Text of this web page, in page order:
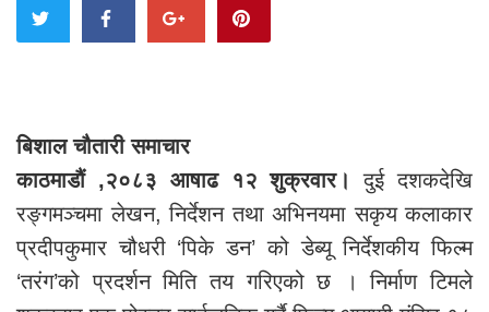
बिशाल चौतारी समाचार
काठमाडौं ,२०८३ आषाढ १२ शुक्रवार।
दुई दशकदेखि
रङ्गमञ्चमा लेखन, निर्देशन तथा अभिनयमा सकृय कलाकार
प्रदीपकुमार चौधरी ‘पिके डन’ को डेब्यू निर्देशकीय फिल्म
‘तरंग’को प्रदर्शन मिति तय गरिएको छ । निर्माण टिमले